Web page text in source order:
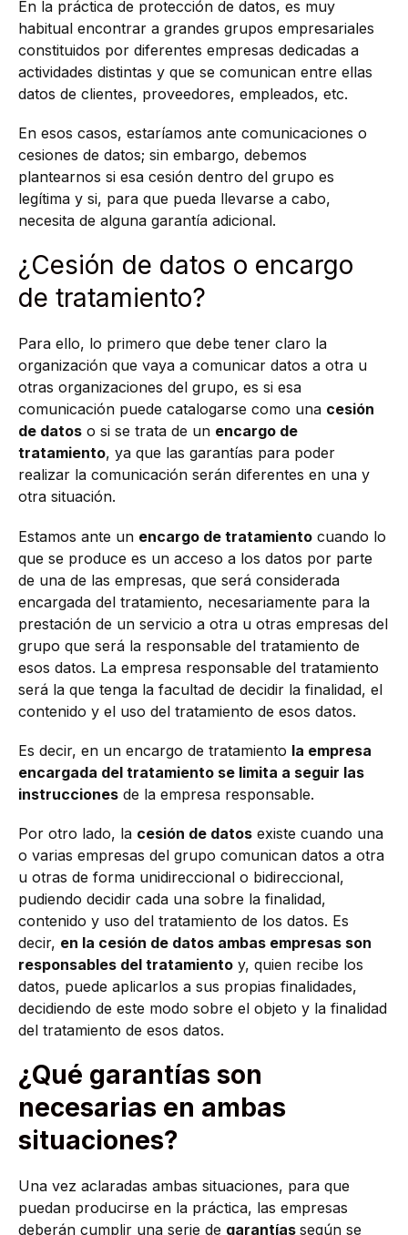
En la práctica de protección de datos, es muy
habitual encontrar a grandes grupos empresariales
constituidos por diferentes empresas dedicadas a
actividades distintas y que se comunican entre ellas
datos de clientes, proveedores, empleados, etc.
En esos casos, estaríamos ante comunicaciones o
cesiones de datos; sin embargo, debemos
plantearnos si esa cesión dentro del grupo es
legítima y si, para que pueda llevarse a cabo,
necesita de alguna garantía adicional.
¿Cesión de datos o encargo
de tratamiento?
Para ello, lo primero que debe tener claro la
organización que vaya a comunicar datos a otra u
otras organizaciones del grupo, es si esa
comunicación puede catalogarse como una cesión
de datos o si se trata de un encargo de
tratamiento, ya que las garantías para poder
realizar la comunicación serán diferentes en una y
otra situación.
Estamos ante un encargo de tratamiento cuando lo
que se produce es un acceso a los datos por parte
de una de las empresas, que será considerada
encargada del tratamiento, necesariamente para la
prestación de un servicio a otra u otras empresas del
grupo que será la responsable del tratamiento de
esos datos. La empresa responsable del tratamiento
será la que tenga la facultad de decidir la finalidad, el
contenido y el uso del tratamiento de esos datos.
Es decir, en un encargo de tratamiento la empresa
encargada del tratamiento se limita a seguir las
instrucciones de la empresa responsable.
Por otro lado, la cesión de datos existe cuando una
o varias empresas del grupo comunican datos a otra
u otras de forma unidireccional o bidireccional,
pudiendo decidir cada una sobre la finalidad,
contenido y uso del tratamiento de los datos. Es
decir, en la cesión de datos ambas empresas son
responsables del tratamiento y, quien recibe los
datos, puede aplicarlos a sus propias finalidades,
decidiendo de este modo sobre el objeto y la finalidad
del tratamiento de esos datos.
¿Qué garantías son
necesarias en ambas
situaciones?
Una vez aclaradas ambas situaciones, para que
puedan producirse en la práctica, las empresas
deberán cumplir una serie de garantías según se